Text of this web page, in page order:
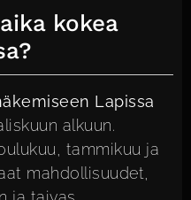
kokea
Lapissa
alkuun.
tammikuu ja
mahdollisuudet,